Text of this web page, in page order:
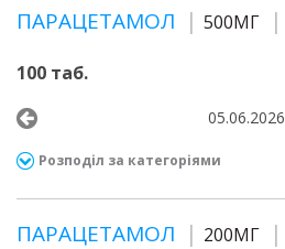
ПАРАЦЕТАМОЛ 500МГ
100 таб.
05.06.2026
Розподіл за категоріями
ПАРАЦЕТАМОЛ 200МГ